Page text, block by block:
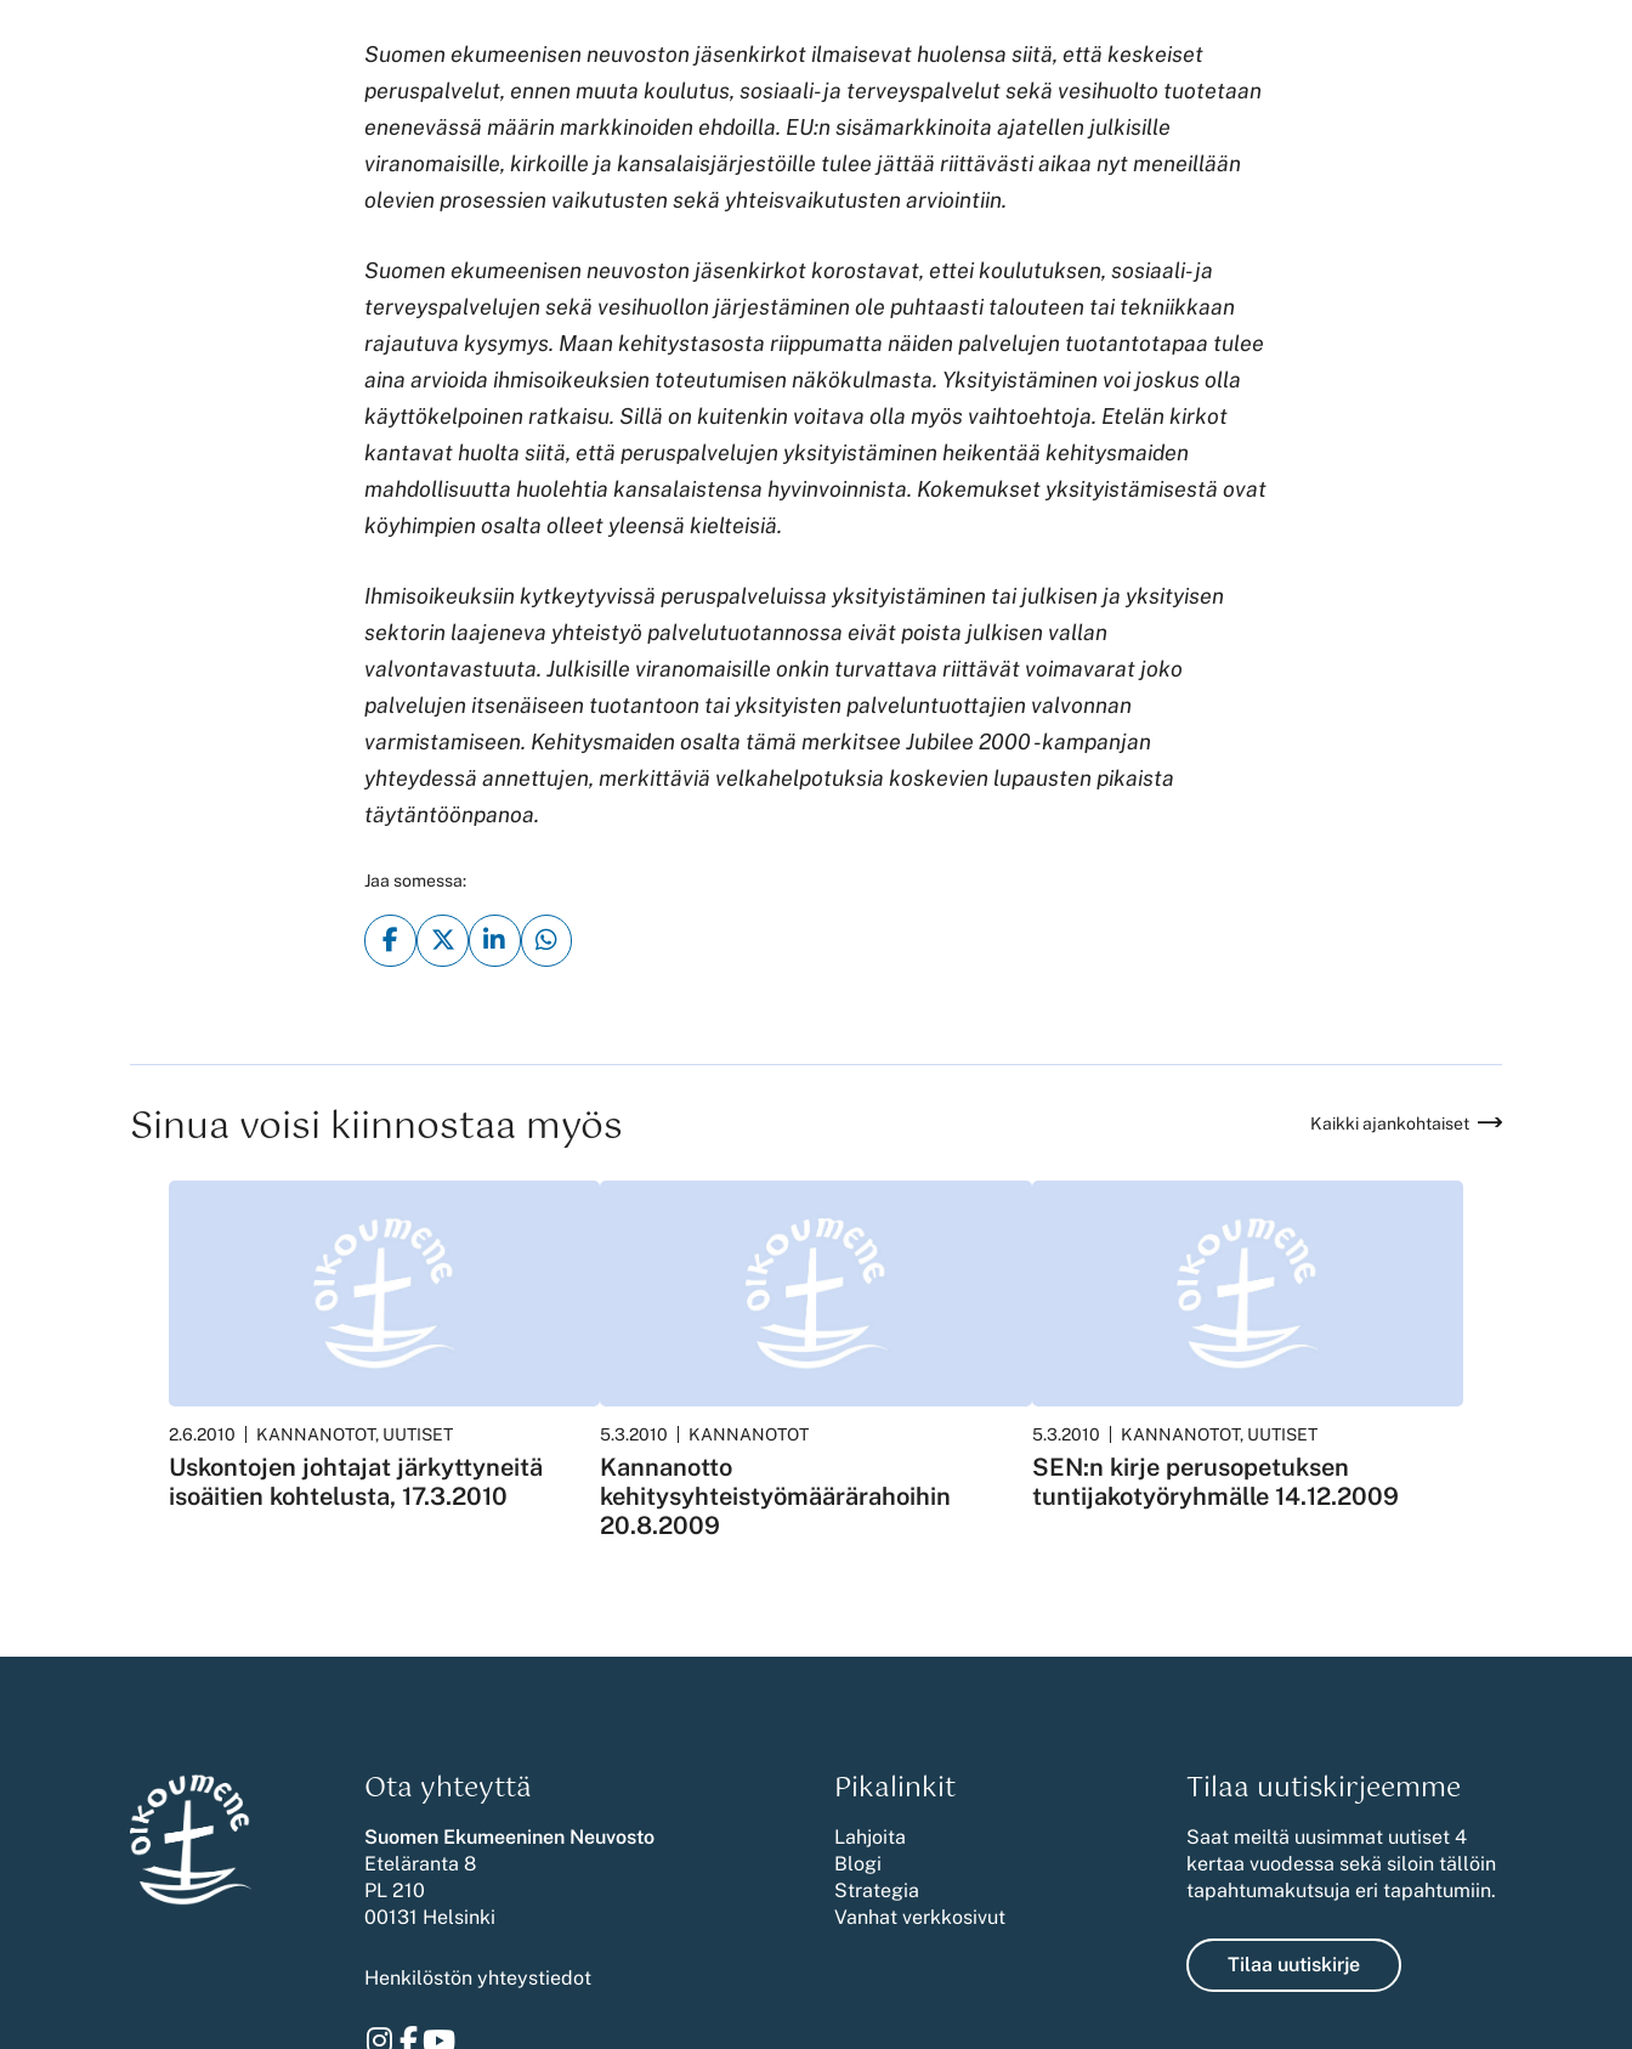
Suomen ekumeenisen neuvoston jäsenkirkot ilmaisevat huolensa siitä, että keskeiset
peruspalvelut, ennen muuta koulutus, sosiaali- ja terveyspalvelut sekä vesihuolto tuotetaan
enenevässä määrin markkinoiden ehdoilla. EU:n sisämarkkinoita ajatellen julkisille
viranomaisille, kirkoille ja kansalaisjärjestöille tulee jättää riittävästi aikaa nyt meneillään
olevien prosessien vaikutusten sekä yhteisvaikutusten arviointiin.
Suomen ekumeenisen neuvoston jäsenkirkot korostavat, ettei koulutuksen, sosiaali- ja
terveyspalvelujen sekä vesihuollon järjestäminen ole puhtaasti talouteen tai tekniikkaan
rajautuva kysymys. Maan kehitystasosta riippumatta näiden palvelujen tuotantotapaa tulee
aina arvioida ihmisoikeuksien toteutumisen näkökulmasta. Yksityistäminen voi joskus olla
käyttökelpoinen ratkaisu. Sillä on kuitenkin voitava olla myös vaihtoehtoja. Etelän kirkot
kantavat huolta siitä, että peruspalvelujen yksityistäminen heikentää kehitysmaiden
mahdollisuutta huolehtia kansalaistensa hyvinvoinnista. Kokemukset yksityistämisestä ovat
köyhimpien osalta olleet yleensä kielteisiä.
Ihmisoikeuksiin kytkeytyvissä peruspalveluissa yksityistäminen tai julkisen ja yksityisen
sektorin laajeneva yhteistyö palvelutuotannossa eivät poista julkisen vallan
valvontavastuuta. Julkisille viranomaisille onkin turvattava riittävät voimavarat joko
palvelujen itsenäiseen tuotantoon tai yksityisten palveluntuottajien valvonnan
varmistamiseen. Kehitysmaiden osalta tämä merkitsee Jubilee 2000 -kampanjan
yhteydessä annettujen, merkittäviä velkahelpotuksia koskevien lupausten pikaista
täytäntöönpanoa.
Jaa somessa:
Sinua voisi kiinnostaa myös Kaikki ajankohtaiset
2.6.2010 KANNANOTOT, UUTISET
Uskontojen johtajat järkyttyneitä
isoäitien kohtelusta, 17.3.2010
5.3.2010 KANNANOTOT
Kannanotto
kehitysyhteistyömäärärahoihin
20.8.2009
5.3.2010 KANNANOTOT, UUTISET
SEN:n kirje perusopetuksen
tuntijakotyöryhmälle 14.12.2009
Ota yhteyttä
Suomen Ekumeeninen Neuvosto
Eteläranta 8
PL 210
00131 Helsinki
Henkilöstön yhteystiedot
Instagram
Facebook
Youtube
Pikalinkit
Lahjoita
Blogi
Strategia
Vanhat verkkosivut
Tilaa uutiskirjeemme
Saat meiltä uusimmat uutiset 4
kertaa vuodessa sekä siloin tällöin
tapahtumakutsuja eri tapahtumiin.
Tilaa uutiskirje